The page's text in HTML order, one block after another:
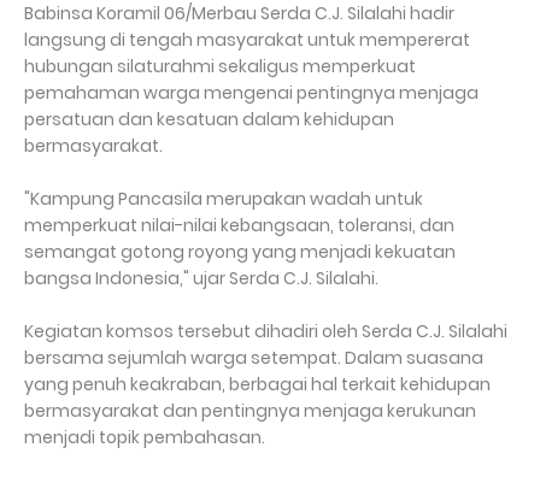
Babinsa Koramil 06/Merbau Serda C.J. Silalahi hadir
langsung di tengah masyarakat untuk mempererat
hubungan silaturahmi sekaligus memperkuat
pemahaman warga mengenai pentingnya menjaga
persatuan dan kesatuan dalam kehidupan
bermasyarakat.
"Kampung Pancasila merupakan wadah untuk
memperkuat nilai-nilai kebangsaan, toleransi, dan
semangat gotong royong yang menjadi kekuatan
bangsa Indonesia," ujar Serda C.J. Silalahi.
Kegiatan komsos tersebut dihadiri oleh Serda C.J. Silalahi
bersama sejumlah warga setempat. Dalam suasana
yang penuh keakraban, berbagai hal terkait kehidupan
bermasyarakat dan pentingnya menjaga kerukunan
menjadi topik pembahasan.